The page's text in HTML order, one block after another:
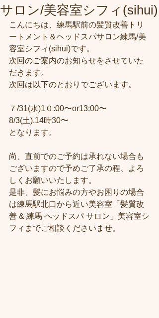
サロン/美容室シフィ(sihui)
こんにちは、練馬駅前の髪質改善トリ
ートメント＆ヘッドスパサロン練馬/美
容室シフィ(sihui)です。
次回のご案内のお知らせをさせていた
だきます。
次回は以下のとおりでございます。
７/31(水)1０:00〜or13:00〜
8/3(土).14時30〜
となります。
尚、直前でのご予約は承れない場合も
ございますので予めご了承の程、よろ
しくお願いいたします。
是非、髪にお悩みの方やお困りの場合
は練馬駅北口から近い美容室「髪質改
善 & 練馬 ヘッドスパ サロン」美容室シ
フィまでご相談くださいませ。